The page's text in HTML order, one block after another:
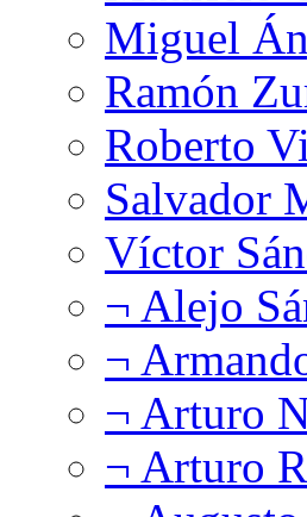
Miguel
Ramón
Roberto
Salvador
Víctor
¬ Alejo
¬
¬ Arturo
¬ Arturo